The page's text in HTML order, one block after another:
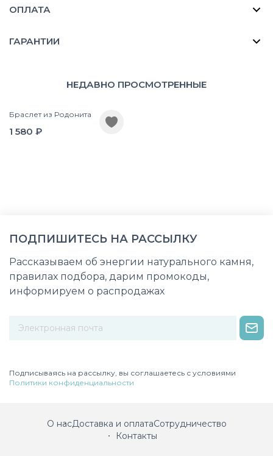
ОПЛАТА
ГАРАНТИИ
НЕДАВНО ПРОСМОТРЕННЫЕ
Браслет из Родонита
1 580 ₽
ПОДПИШИТЕСЬ НА РАССЫЛКУ
Рассказываем об энергии натурального камня,
правилах подбора, дарим промокоды,
информируем о распродажах
Подписываясь на рассылку, вы соглашаетесь с условиями
Политики конфиденциальности
О насДоставка и оплатаСотрудничество
Контакты